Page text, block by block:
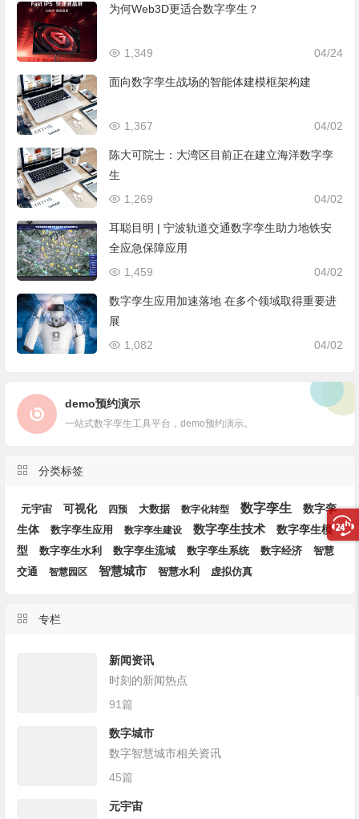
为何Web3D更适合数字孪生？
04/24
1,349
面向数字孪生战场的智能体建模框架构建
04/02
1,367
陈大可院士：大湾区目前正在建立海洋数字孪
生
04/02
1,269
耳聪目明 | 宁波轨道交通数字孪生助力地铁安
全应急保障应用
04/02
1,459
数字孪生应用加速落地 在多个领域取得重要进
展
04/02
1,082
demo预约演示
一站式数字孪生工具平台，demo预约演示。
分类标签
元宇宙 可视化 四预 大数据 数字化转型 数字孪生
数字孪
生体
数字孪生应用 数字孪生建设 数字孪生技术
数字孪生模
型
数字孪生水利 数字孪生流域 数字孪生系统 数字经济
智慧
交通
智慧园区 智慧城市 智慧水利 虚拟仿真
专栏
新闻资讯
时刻的新闻热点
91篇
数字城市
数字智慧城市相关资讯
45篇
元宇宙